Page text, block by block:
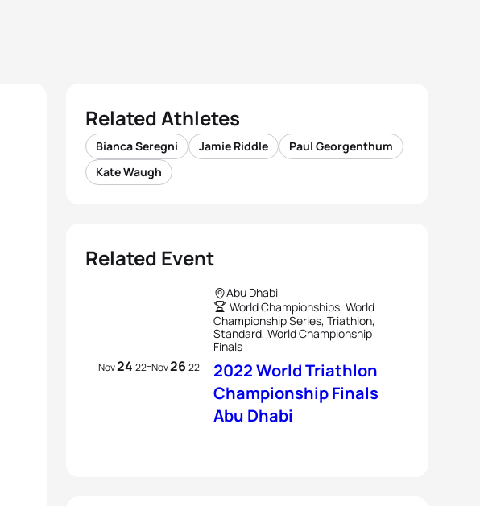
Related Athletes
Bianca Seregni Jamie Riddle
Paul Georgenthum
Kate Waugh
Related Event
Nov24 22-Nov26 22
Abu Dhabi
World Championships, World
Championship Series, Triathlon,
Standard, World Championship
Finals
2022 World Triathlon
Championship Finals
Abu Dhabi